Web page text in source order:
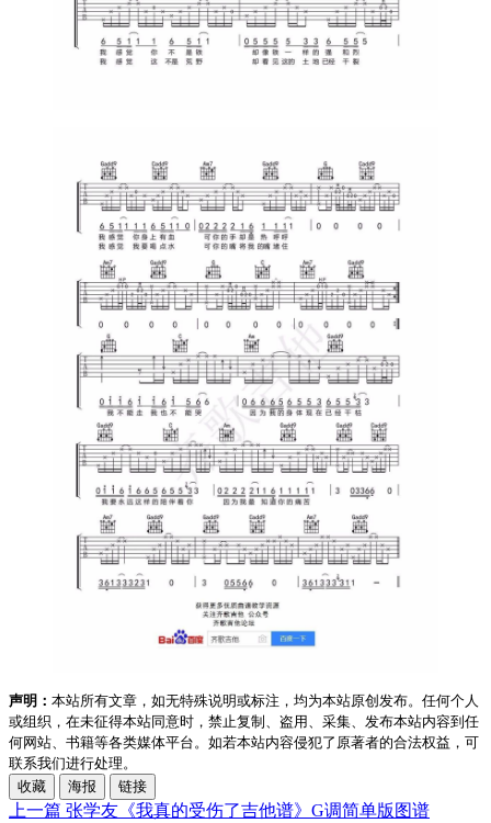
声明： 本站所有文章，如无特殊说明或标注，均为本站原创发布。任何个人
或组织，在未征得本站同意时，禁止复制、盗用、采集、发布本站内容到任
何网站、书籍等各类媒体平台。如若本站内容侵犯了原著者的合法权益，可
联系我们进行处理。
收藏
海报 链接
上一篇 张学友《我真的受伤了吉他谱》G调简单版图谱